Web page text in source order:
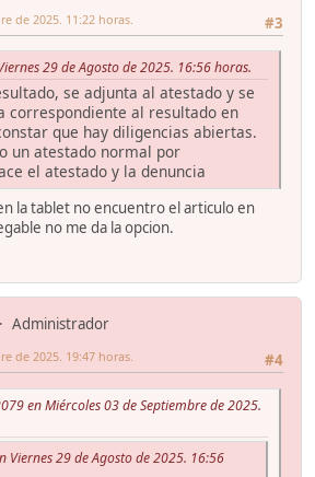
#3
de 2025. 11:22 horas.
29 de Agosto de 2025. 16:56 horas.
se adjunta al atestado y se
correspondiente al resultado en
que hay diligencias abiertas.
un atestado normal por
el atestado y la denuncia
la tablet no encuentro el articulo en
no me da la opcion.
Administrador
#4
de 2025. 19:47 horas.
en Miércoles 03 de Septiembre de 2025.
Viernes 29 de Agosto de 2025. 16:56